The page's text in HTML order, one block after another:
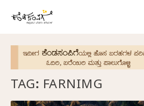
TAG: FARNIMG